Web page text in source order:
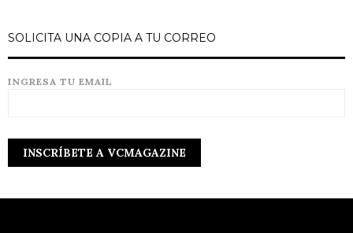
SOLICITA UNA COPIA A TU CORREO
INGRESA TU EMAIL